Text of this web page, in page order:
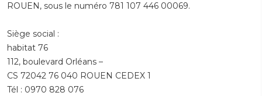
ROUEN, sous le numéro 781 107 446 00069.
Siège social :
habitat 76
112, boulevard Orléans –
CS 72042 76 040 ROUEN CEDEX 1
Tél : 0970 828 076